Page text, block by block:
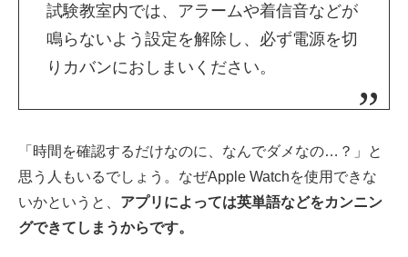
試験教室内では、アラームや着信音などが
鳴らないよう設定を解除し、必ず電源を切
りカバンにおしまいください。
「時間を確認するだけなのに、なんでダメなの…？」と
思う人もいるでしょう。なぜApple Watchを使用できな
いかというと、 アプリによっては英単語などをカンニン
グできてしまうからです。